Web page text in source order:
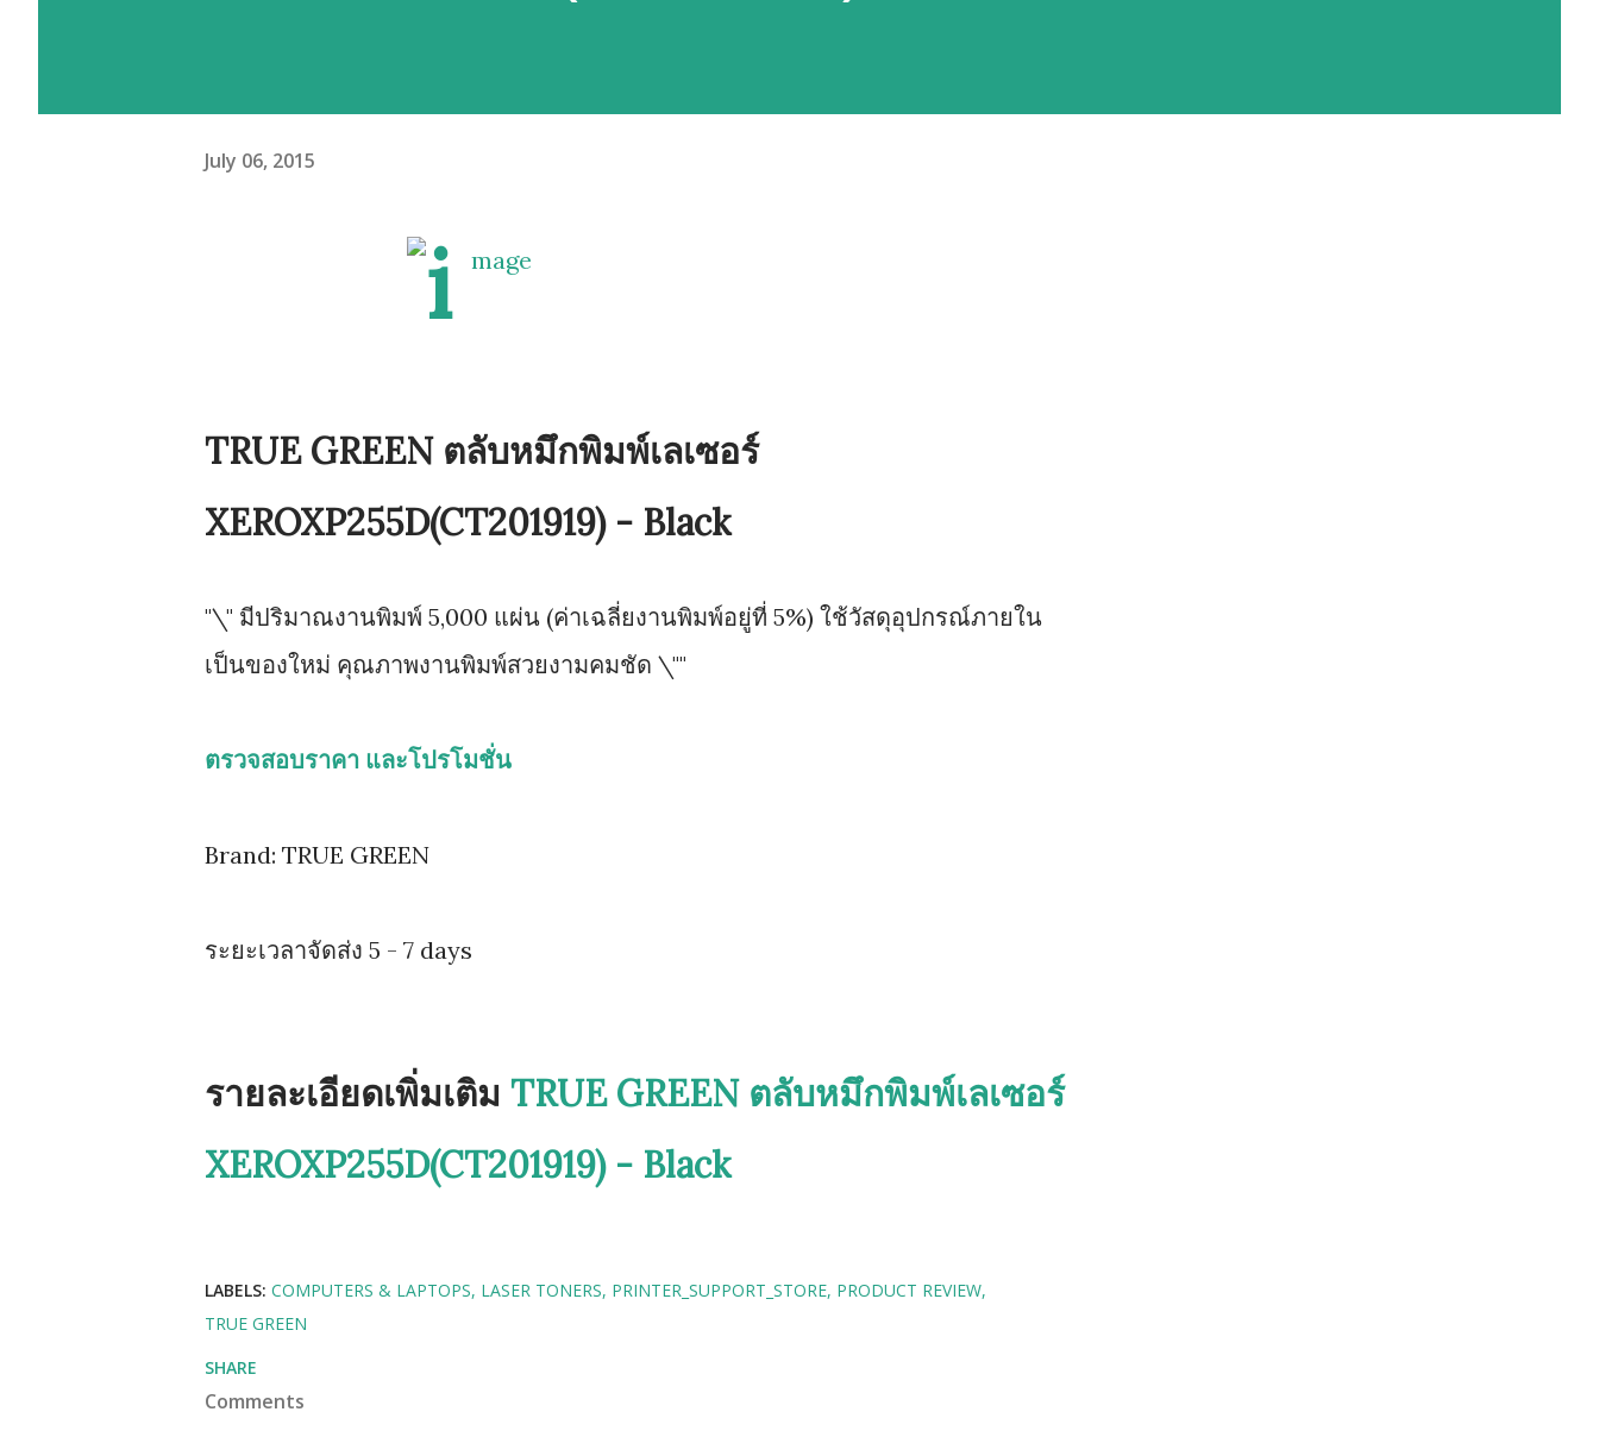
July 06, 2015
TRUE GREEN ตลับหมึกพิมพ์เลเซอร์
XEROXP255D(CT201919) - Black
"\" มีปริมาณงานพิมพ์ 5,000 แผ่น (ค่าเฉลี่ยงานพิมพ์อยู่ที่ 5%) ใช้วัสดุอุปกรณ์ภายใน
เป็นของใหม่ คุณภาพงานพิมพ์สวยงามคมชัด \""
ตรวจสอบราคา และโปรโมชั่น
Brand: TRUE GREEN
ระยะเวลาจัดส่ง 5 - 7 days
รายละเอียดเพิ่มเติม TRUE GREEN ตลับหมึกพิมพ์เลเซอร์
XEROXP255D(CT201919) - Black
LABELS: COMPUTERS & LAPTOPS LASER TONERS PRINTER_SUPPORT_STORE PRODUCT REVIEW
TRUE GREEN
SHARE
Comments